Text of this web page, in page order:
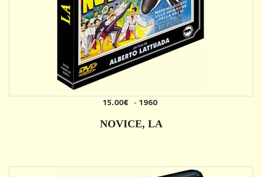
15.00€ -1960
NOVICE, LA